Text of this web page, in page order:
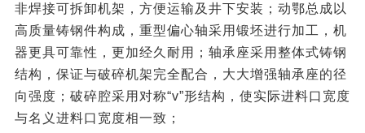
非焊接可拆卸机架，方便运输及井下安装；动鄂总成以
高质量铸钢件构成，重型偏心轴采用锻坯进行加工，机
器更具可靠性，更加经久耐用；轴承座采用整体式铸钢
结构，保证与破碎机架完全配合，大大增强轴承座的径
向强度；破碎腔采用对称“v”形结构，使实际进料口宽度
与名义进料口宽度相一致；